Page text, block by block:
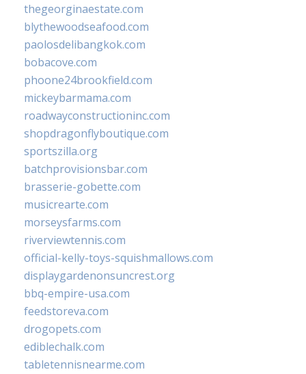
thegeorginaestate.com
blythewoodseafood.com
paolosdelibangkok.com
bobacove.com
phoone24brookfield.com
mickeybarmama.com
roadwayconstructioninc.com
shopdragonflyboutique.com
sportszilla.org
batchprovisionsbar.com
brasserie-gobette.com
musicrearte.com
morseysfarms.com
riverviewtennis.com
official-kelly-toys-squishmallows.com
displaygardenonsuncrest.org
bbq-empire-usa.com
feedstoreva.com
drogopets.com
ediblechalk.com
tabletennisnearme.com